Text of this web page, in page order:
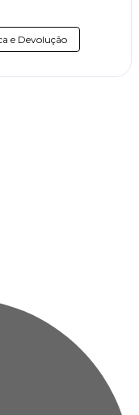
e Devolução